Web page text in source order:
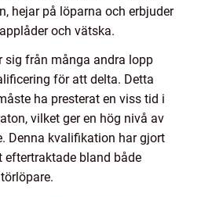
hejar på löparna och erbjuder
och vätska.
sig från många andra lopp
för att delta. Detta
ha presterat en viss tid i
vilket ger en hög nivå av
Denna kvalifikation har gjort
eftertraktade bland både